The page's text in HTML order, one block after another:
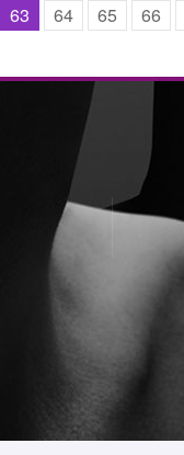
63 64 65 66